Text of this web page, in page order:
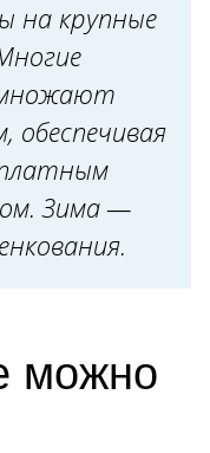
на крупные
обеспечивая
Зима —
можно